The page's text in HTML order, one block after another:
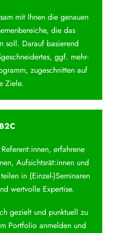
mit Ihnen die genauen
die das
soll. Darauf basierend
ggf. mehr-
zugeschnitten auf
Ziele.
B2C
erfahrene
Aufsichtsrät:innen und
in (Einzel-)Seminaren
wertvolle Expertise.
gezielt und punktuell zu
Portfolio anmelden und